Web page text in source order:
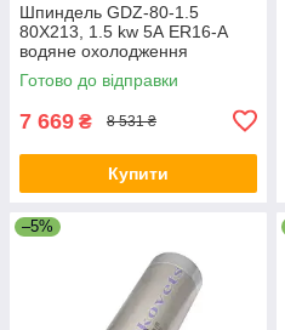
Шпиндель GDZ-80-1.5
80X213, 1.5 kw 5А ER16-A
водяне охолодження
Готово до відправки
7 669 ₴ 8 531 ₴
Купити
–5%